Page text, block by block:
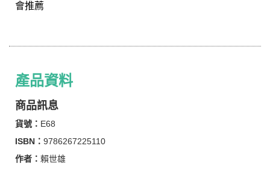
會推薦
產品資料
商品訊息
貨號： E68
ISBN： 9786267225110
作者： 賴世雄